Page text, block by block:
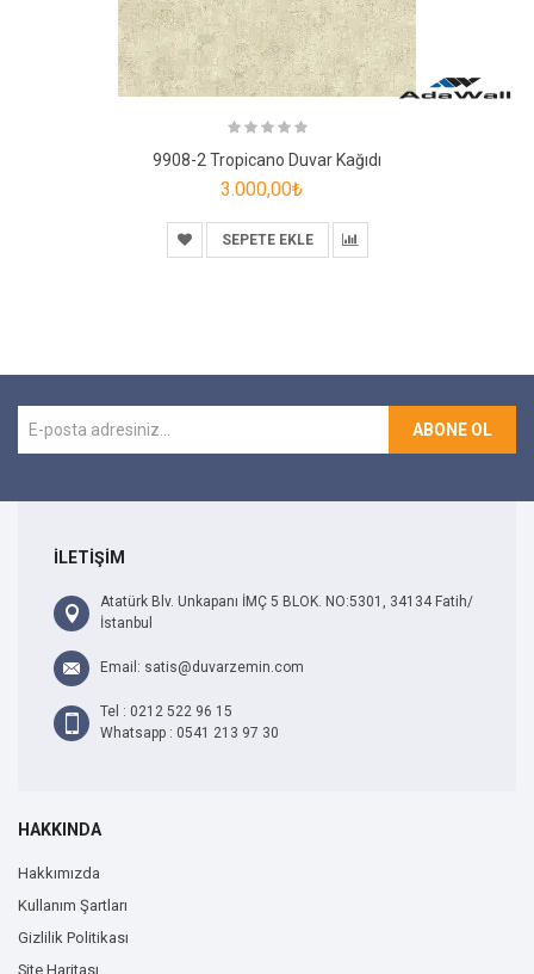
9908-2 Tropicano Duvar Kağıdı
3.000,00₺
SEPETE EKLE
ABONE OL
İLETİŞİM
Atatürk Blv. Unkapanı İMÇ 5 BLOK. NO:5301, 34134 Fatih/
İstanbul
Email: satis@duvarzemin.com
Tel : 0212 522 96 15
Whatsapp : 0541 213 97 30
HAKKINDA
Hakkımızda
Kullanım Şartları
Gizlilik Politikası
Site Haritası